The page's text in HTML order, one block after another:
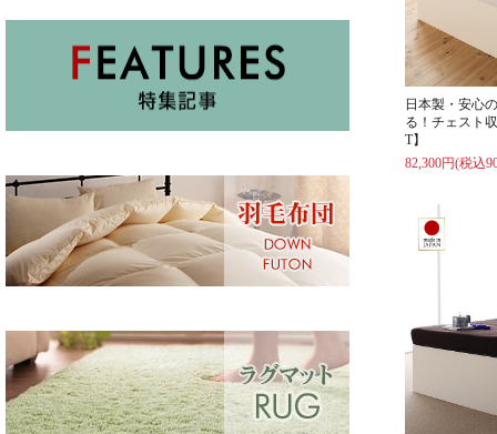
日本製・安心
る！チェスト
T】
82,300円(税込